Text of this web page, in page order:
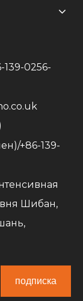
139-0256-
+86-139-
Шибан,
подписка